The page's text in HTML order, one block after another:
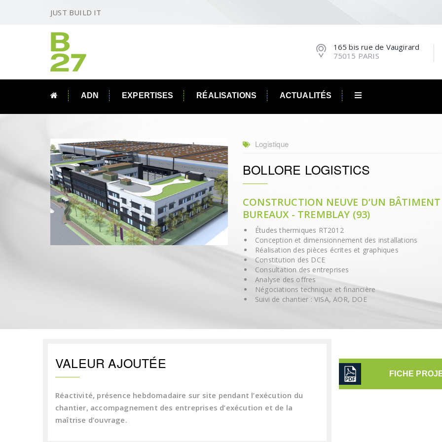
JUST BUILD IT
165 bis rue de Vaugirard
75015 PARIS
ADN EXPERTISES RÉALISATIONS ACTUALITÉS
Logistique
BOLLORE LOGISTICS
CONSTRUCTION NEUVE D’UN
BUREAUX - TREMBLAY (93)
Études thermiques RT2012
Conception et dimensionnement des installations
Réalisation des pièces écrites et graphiques
Constitution des DCE
Consultation des entreprises
Analyse des offres
Négociations technique et financière
Suivi de chantier : VISA, AOR, DOE
VALEUR AJOUTÉE
Réactivité, présence hebdomadaire sur site pendant l’exécution du
chantier, accompagnement des entreprises d’exécution et de la
maîtrise d’ouvrage.
FICHE